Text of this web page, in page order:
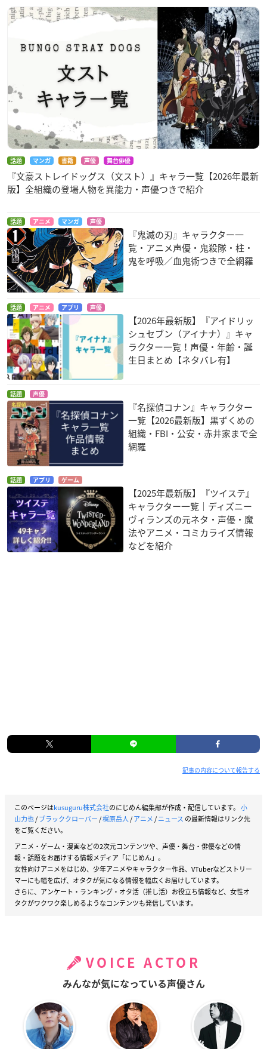
ノ役）、諏訪部順一（ヤミ・スケヒロ
役）、優木かな（ノエル・シルヴァ役）、佐倉綾音（セクレ・
※敬称略
話題 マンガ 書籍 声優 舞台俳優
『文豪ストレイドッグス（文スト）』キャラ一覧【2026年最新
版】全組織の登場人物を異能力・声優つきで紹介
話題 アニメ マンガ 声優
『鬼滅の刃』キャラクター一
覧・アニメ声優・鬼殺隊・柱・
鬼を呼吸／血鬼術つきで全網羅
話題 アニメ アプリ 声優
【2026年最新版】『アイドリッ
シュセブン（アイナナ）』キャ
ラクター一覧！声優・年齢・誕
生日まとめ【ネタバレ有】
話題 声優
『名探偵コナン』キャラクター
一覧【2026最新版】黒ずくめの
組織・FBI・公安・赤井家まで全
網羅
話題 アプリ ゲーム
【2025年最新版】『ツイステ』
キャラクター一覧｜ディズニー
ヴィランズの元ネタ・声優・魔
法やアニメ・コミカライズ情報
などを紹介
記事の内容について報告する
このページはkusuguru株式会社のにじめん編集部が作成・配信しています。 小
山力也/ブラッククローバー/梶原岳人/アニメ/ニュース の最新情報はリンク先
をご覧ください。
アニメ・ゲーム・漫画などの2次元コンテンツや、声優・舞台・俳優などの情
報・話題をお届けする情報メディア「にじめん」。
女性向けアニメをはじめ、少年アニメやキャラクター作品、VTuberなどストリー
マーにも幅を広げ、オタクが気になる情報を幅広くお届けしています。
さらに、アンケート・ランキング・オタ活（推し活）お役立ち情報など、女性オ
タクがワクワク楽しめるようなコンテンツも発信しています。
VOICE ACTOR
みんなが気になっている声優さん